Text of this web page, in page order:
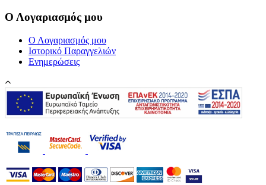
Ο Λογαριασμός μου
Ο Λογαριασμός μου
Ιστορικό Παραγγελιών
Ενημερώσεις